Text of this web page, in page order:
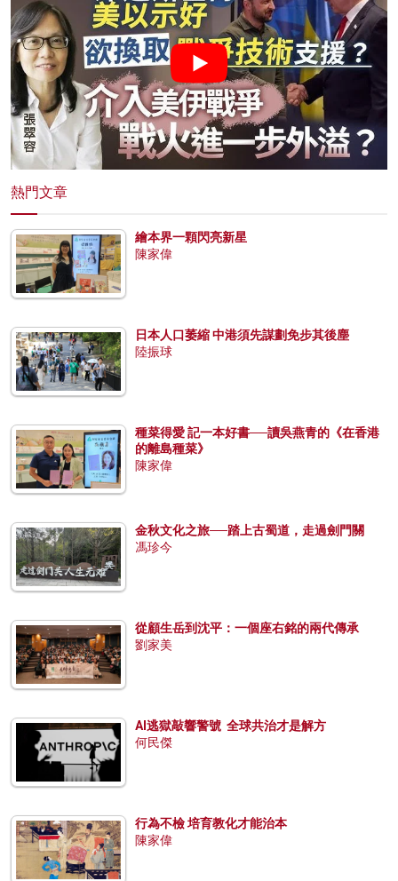
熱門文章
繪本界一顆閃亮新星
陳家偉
日本人口萎縮 中港須先謀劃免步其後塵
陸振球
種菜得愛 記一本好書──讀吳燕青的《在香港
的離島種菜》
陳家偉
金秋文化之旅──踏上古蜀道，走過劍門關
馮珍今
從顧生岳到沈平：一個座右銘的兩代傳承
劉家美
AI逃獄敲響警號 全球共治才是解方
何民傑
行為不檢 培育教化才能治本
陳家偉